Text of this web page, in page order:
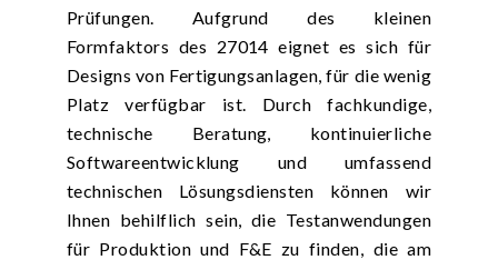
Prüfungen. Aufgrund des kleinen
Formfaktors des 27014 eignet es sich für
Designs von Fertigungsanlagen, für die wenig
Platz verfügbar ist. Durch fachkundige,
technische Beratung, kontinuierliche
Softwareentwicklung und umfassend
technischen Lösungsdiensten können wir
Ihnen behilflich sein, die Testanwendungen
für Produktion und F&E zu finden, die am